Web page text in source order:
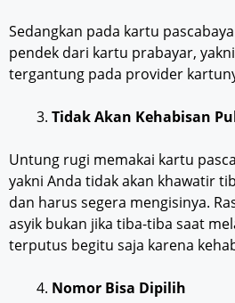
Sedangkan pada kartu
pendek dari kartu prabayar,
tergantung pada provider
Tidak Akan Kehabisan
Untung rugi memakai kartu
yakni Anda tidak akan khawatir
dan harus segera mengisinya.
asyik bukan jika tiba-tiba saat
terputus begitu saja karena
Nomor Bisa Dipilih